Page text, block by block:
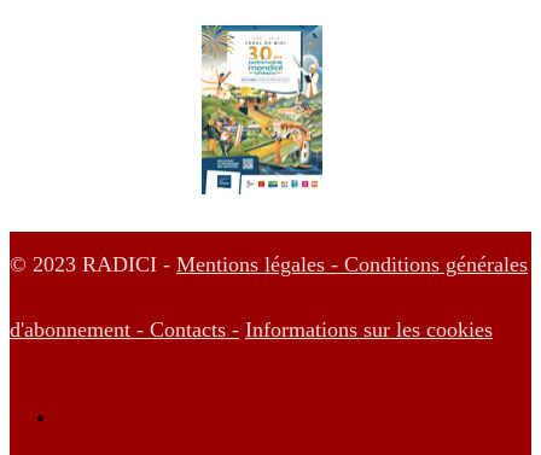
© 2023 RADICI - Mentions légales - Conditions générales
d'abonnement - Contacts - Informations sur les cookies